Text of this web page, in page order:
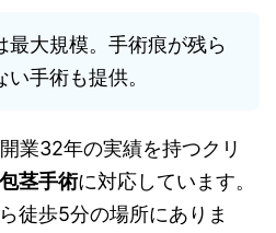
最大規模。手術痕が残ら
手術も提供。
業32年の実績を持つクリ
茎手術に対応しています。
徒歩5分の場所にありま